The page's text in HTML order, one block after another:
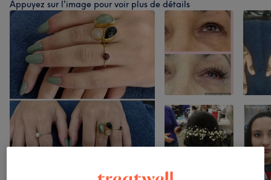
Appuyez sur l'image pour voir plus de détails